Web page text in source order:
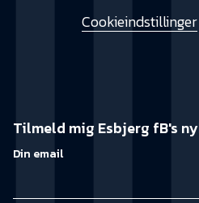
Cookieindstillinger
Tilmeld mig Esbjerg fB's
Din email